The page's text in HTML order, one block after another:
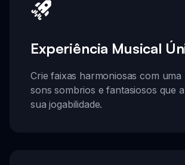
Experiência Musical
Crie faixas harmoniosas com uma
sons sombrios e fantasiosos que
sua jogabilidade.